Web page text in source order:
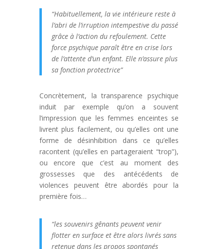
“Habituellement, la vie intérieure reste à
l’abri de l’irruption intempestive du passé
grâce à l’action du refoulement. Cette
force psychique paraît être en crise lors
de l’attente d’un enfant. Elle n’assure plus
sa fonction protectrice”
Concrètement, la transparence psychique
induit par exemple qu’on a souvent
l’impression que les femmes enceintes se
livrent plus facilement, ou qu’elles ont une
forme de désinhibition dans ce qu’elles
racontent (qu’elles en partageraient “trop”),
ou encore que c’est au moment des
grossesses que des antécédents de
violences peuvent être abordés pour la
première fois…
“les souvenirs gênants peuvent venir
flotter en surface et être alors livrés sans
retenue dans les propos spontanés